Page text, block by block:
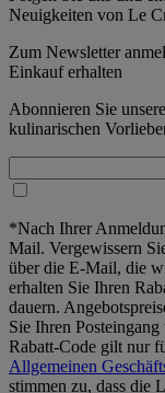
Neuigkeiten von Le
Zum Newsletter
Einkauf erhalten
Abonnieren Sie
kulinarischen
*Nach Ihrer
Mail. Vergewissern
über die E-Mail, die
erhalten Sie Ihren
dauern.
Sie Ihren
Rabatt-Code gilt nur
Allgemeinen
stimmen zu, dass die